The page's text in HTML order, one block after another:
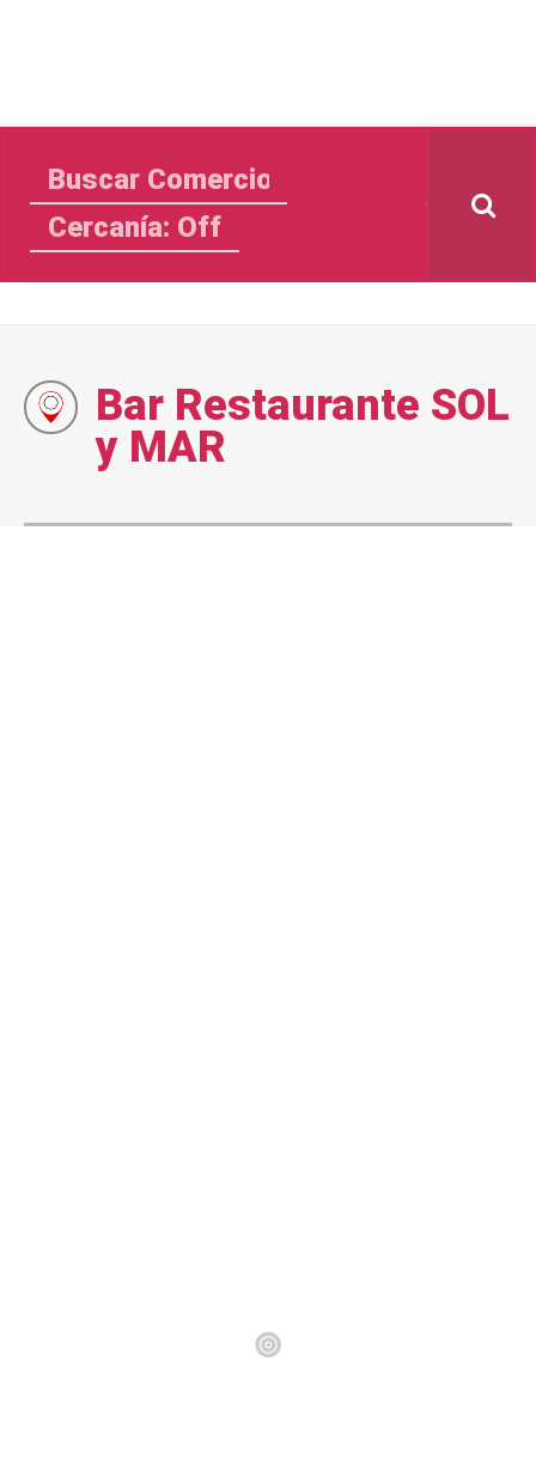
Cercanía: Off
Bar Restaurante SOL
y MAR